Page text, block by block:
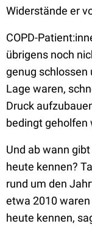
Widerstände er
COPD-
übrigens noch
genug schlossen
Lage waren,
Druck
bedingt geholfen
Und ab wann
heute kennen?
rund um den
etwa 2010
heute kennen,